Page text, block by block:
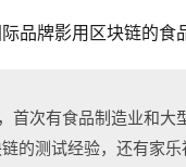
品牌影用区块链的食
首次有食品制造业和
的测试经验，还有家